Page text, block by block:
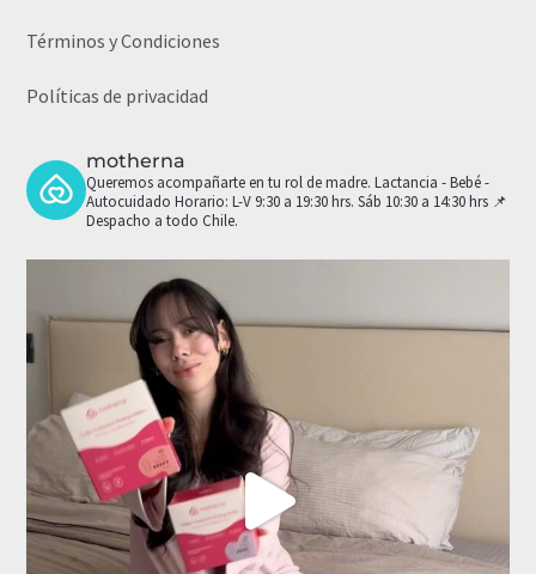
Términos y Condiciones
Políticas de privacidad
motherna
Queremos acompañarte en tu rol de madre. Lactancia - Bebé -
Autocuidado Horario: L-V 9:30 a 19:30 hrs. Sáb 10:30 a 14:30 hrs 📌
Despacho a todo Chile.